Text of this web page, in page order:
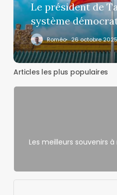
démocratique
unique
Le président de
système
Roméo 26 octobre 2025
Articles les plus populaires
Les meilleurs souvenirs